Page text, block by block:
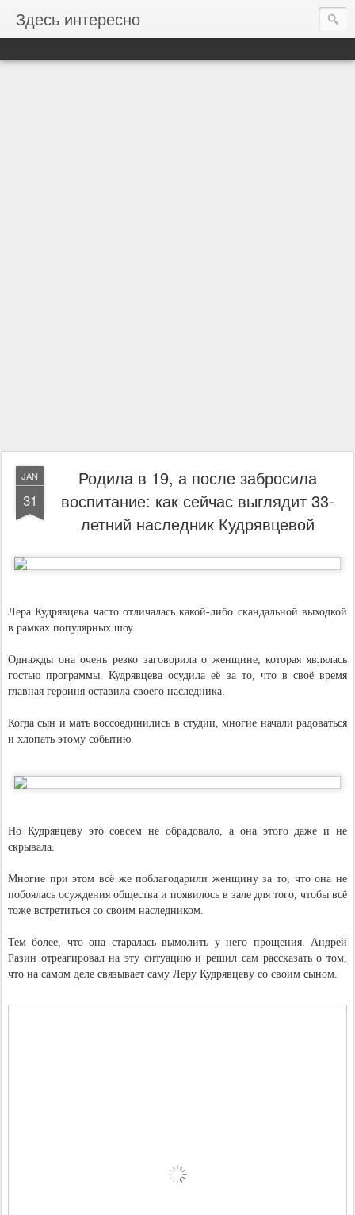
Здесь интересно
JAN
31
Родила в 19, а после забросила
воспитание: как сейчас выглядит 33-
летний наследник Кудрявцевой
Лера Кудрявцева часто отличалась какой-либо скандальной выходкой
в рамках популярных шоу.
Однажды она очень резко заговорила о женщине, которая являлась
гостью программы. Кудрявцева осудила её за то, что в своё время
главная героиня оставила своего наследника.
Когда сын и мать воссоединились в студии, многие начали радоваться
и хлопать этому событию.
Но Кудрявцеву это совсем не обрадовало, а она этого даже и не
скрывала.
Многие при этом всё же поблагодарили женщину за то, что она не
побоялась осуждения общества и появилось в зале для того, чтобы всё
тоже встретиться со своим наследником.
Тем более, что она старалась вымолить у него прощения. Андрей
Разин отреагировал на эту ситуацию и решил сам рассказать о том,
что на самом деле связывает саму Леру Кудрявцеву со своим сыном.